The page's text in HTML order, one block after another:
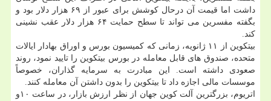
داشت اما قیمت آن درحال کوشش برای عبور از ۶۹ هزار دلار بود و
بگفته مفسرین می تواند تا سطح حمایت ۶۴ هزار دلار عقب نشینی
کند.
بیتکوین از ۱۱ ژانویه، زمانی که کمیسیون بورس و اوراق بهادار ایالات
متحده، صندوق های قابل معامله در بورس بیتکوین را تایید نمود، روند
صعودی داشته است. این مبادرت به سرمایه گذاران، خصوصاً
موسسات مالی اجازه داد تا بیتکوین را بدون داشتن آن معامله کنند.
اتریوم، بزرگترین آلت کوین جهان از نظر ارزش بازار، در ساعت ۱۰و